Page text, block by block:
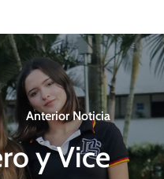
Anterior Noticia
y Vice